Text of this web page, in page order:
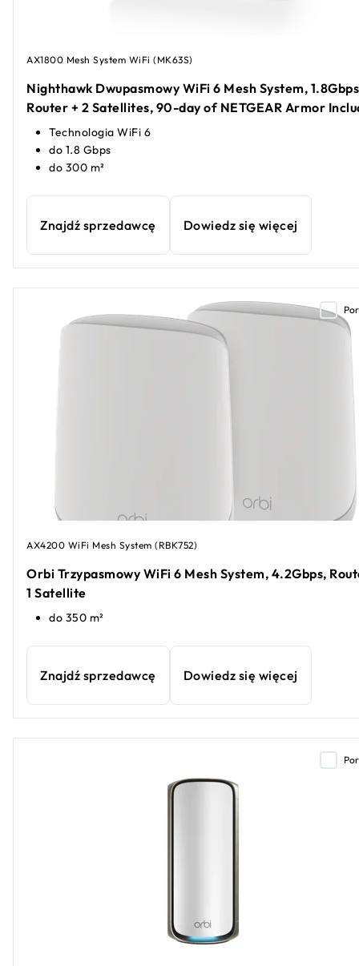
AX1800 Mesh System WiFi (MK63S)
Nighthawk Dwupasmowy WiFi 6 Mesh System,
Router + 2 Satellites, 90-day of NETGEAR Armor
Technologia WiFi 6
do 1.8 Gbps
do 300 m²
Znajdź sprzedawcę Dowiedz się więcej
AX4200 WiFi Mesh System (RBK752)
Orbi Trzypasmowy WiFi 6 Mesh System, 4.2Gbps,
1 Satellite
do 350 m²
Znajdź sprzedawcę Dowiedz się więcej